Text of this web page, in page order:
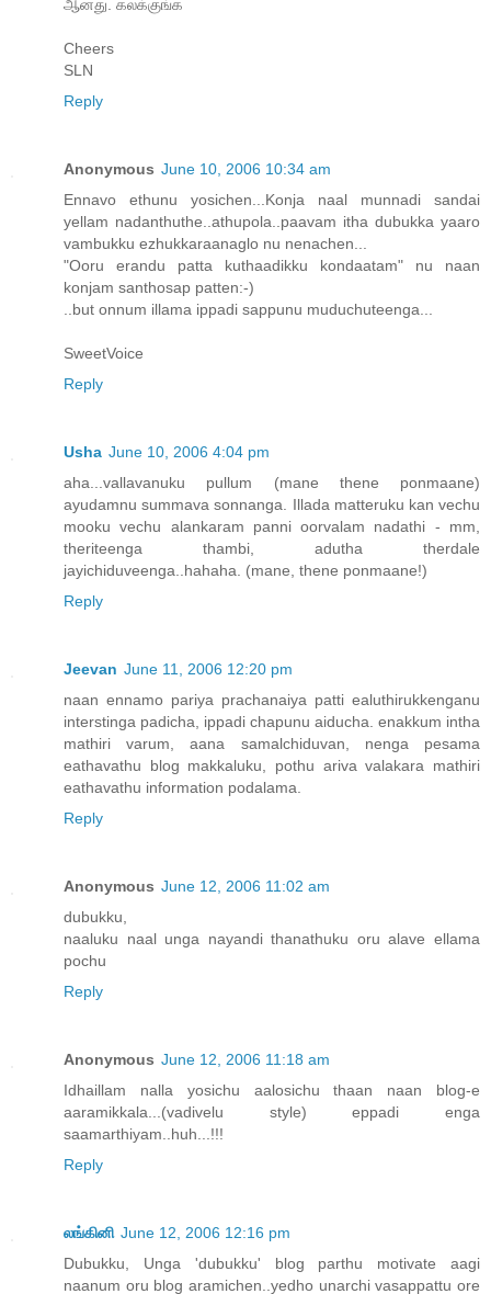
ஆனது. கலக்குங்க
Cheers
SLN
Reply
Anonymous June 10, 2006 10:34 am
Ennavo ethunu yosichen...Konja naal munnadi sandai
yellam nadanthuthe..athupola..paavam itha dubukka yaaro
vambukku ezhukkaraanaglo nu nenachen...
"Ooru erandu patta kuthaadikku kondaatam" nu naan
konjam santhosap patten:-)
..but onnum illama ippadi sappunu muduchuteenga...
SweetVoice
Reply
Usha June 10, 2006 4:04 pm
aha...vallavanuku pullum (mane thene ponmaane)
ayudamnu summava sonnanga. Illada matteruku kan vechu
mooku vechu alankaram panni oorvalam nadathi - mm,
theriteenga thambi, adutha therdale
jayichiduveenga..hahaha. (mane, thene ponmaane!)
Reply
Jeevan June 11, 2006 12:20 pm
naan ennamo pariya prachanaiya patti ealuthirukkenganu
interstinga padicha, ippadi chapunu aiducha. enakkum intha
mathiri varum, aana samalchiduvan, nenga pesama
eathavathu blog makkaluku, pothu ariva valakara mathiri
eathavathu information podalama.
Reply
Anonymous June 12, 2006 11:02 am
dubukku,
naaluku naal unga nayandi thanathuku oru alave ellama
pochu
Reply
Anonymous June 12, 2006 11:18 am
Idhaillam nalla yosichu aalosichu thaan naan blog-e
aaramikkala...(vadivelu style) eppadi enga
saamarthiyam..huh...!!!
Reply
லங்கினி June 12, 2006 12:16 pm
Dubukku, Unga 'dubukku' blog parthu motivate aagi
naanum oru blog aramichen..yedho unarchi vasappattu ore